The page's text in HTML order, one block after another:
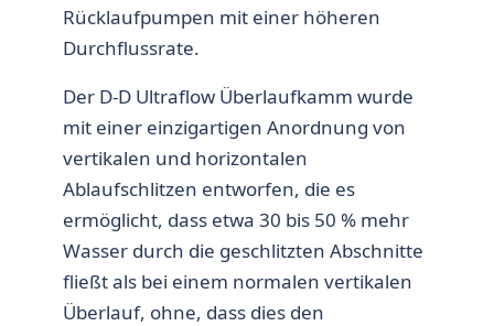
Rücklaufpumpen mit einer höheren
Durchflussrate.
Der D-D Ultraflow Überlaufkamm wurde
mit einer einzigartigen Anordnung von
vertikalen und horizontalen
Ablaufschlitzen entworfen, die es
ermöglicht, dass etwa 30 bis 50 % mehr
Wasser durch die geschlitzten Abschnitte
fließt als bei einem normalen vertikalen
Überlauf, ohne, dass dies den